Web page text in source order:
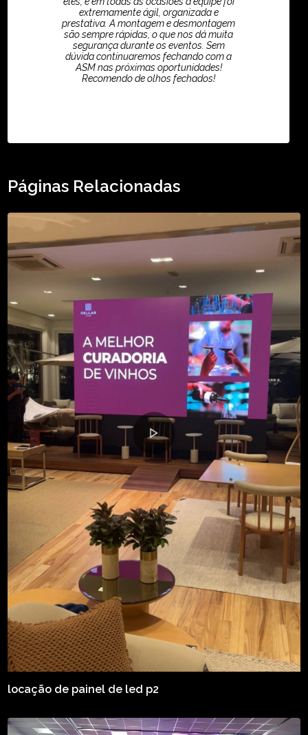
extremamente ágil, organizada e
prestativa. A montagem e desmontagem
são sempre rápidas, o que nos dá muita
segurança durante os eventos. Sem
dúvida continuaremos fechando com a
ASM nas próximas oportunidades!
Recomendo de olhos fechados!
Páginas Relacionadas
locação de painel de led p2